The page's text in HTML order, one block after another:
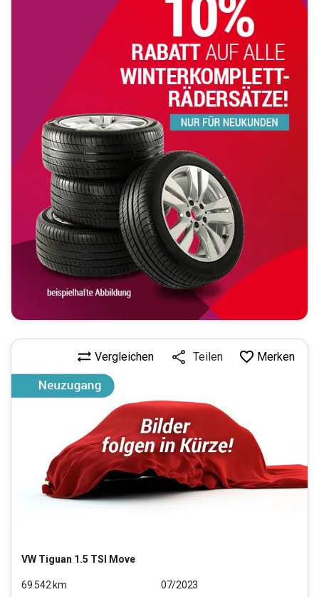
VW Tiguan 1.5 TSI Move
Vergleichen Teilen Merken
69.542 km
07/2023